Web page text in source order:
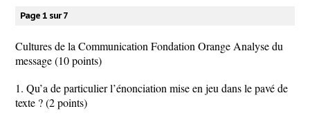
Page 1 sur 7
Cultures de la Communication Fondation Orange Analyse du
message (10 points)
1. Qu’a de particulier l’énonciation mise en jeu dans le pavé de
texte ? (2 points)